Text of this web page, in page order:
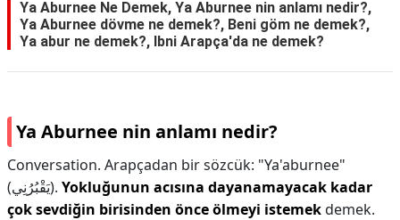
Ya Aburnee Ne Demek, Ya Aburnee nin anlamı nedir?,
Ya Aburnee dövme ne demek?, Beni göm ne demek?,
Ya abur ne demek?, Ibni Arapça'da ne demek?
Ya Aburnee nin anlamı nedir?
Conversation. Arapçadan bir sözcük: "Ya'aburnee"
(يَقْبُرُنِي). Yokluğunun acısına dayanamayacak kadar
çok sevdiğin birisinden önce ölmeyi istemekdemek.